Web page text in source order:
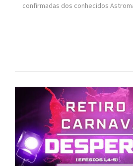
confirmadas dos conhecidos